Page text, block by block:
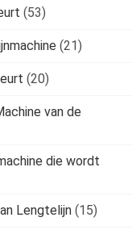
(53)
(21)
(20)
van de
die wordt
Lengtelijn (15)